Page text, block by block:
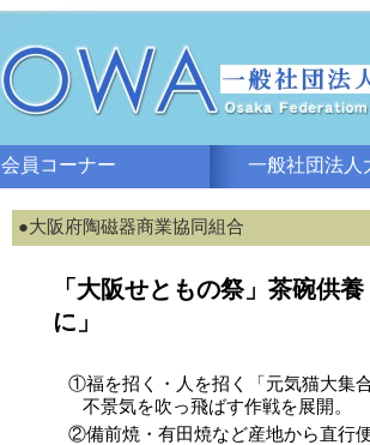
会員コーナー 一般社団法人
●大阪府陶磁器商業協同組合
「大阪せともの祭」茶碗供
に」
①福を招く・人を招く「元気猫大集
不景気を吹っ飛ばす作戦を展開。
②備前焼・有田焼など産地から直行